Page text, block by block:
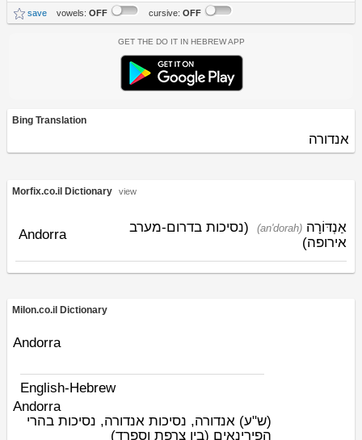
save vowels: OFF cursive: OFF
Get the Do It In Hebrew App
Bing Translation
אנדורה
Morfix.co.il Dictionary view
Andorra (an'dorah) אַנְדּוֹרָה
(נסיכות בדרום-מערב
אירופה)
Milon.co.il Dictionary
Andorra
English-Hebrew
Andorra
(ש"ע) אנדורה, נסיכות אנדורה, נסיכות בהרי
הפירינאים (בין צרפת וספרד)